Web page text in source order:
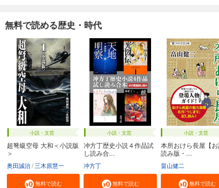
無料で読める歴史・時代
小説・文芸
超弩級空母 大和＜小説版
＞
奥田誠治 三木原慧一
無料で読む
小説・文芸
冲方丁歴史小説４作品試
し読み合...
冲方丁
無料で読む
小説・文芸
本所おけら長屋【
読み版・...
畠山健二
無料で読む